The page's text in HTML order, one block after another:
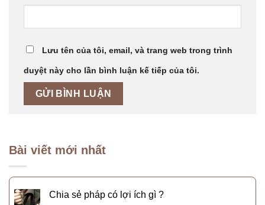
Lưu tên của tôi, email, và trang web trong trình
duyệt này cho lần bình luận kế tiếp của tôi.
Bài viết mới nhất
Chia sẻ pháp có lợi ích gì ?